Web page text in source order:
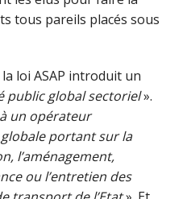
tous pareils placés sous
loi ASAP introduit un
public global sectoriel».
un opérateur
portant sur la
l’aménagement,
ou l’entretien des